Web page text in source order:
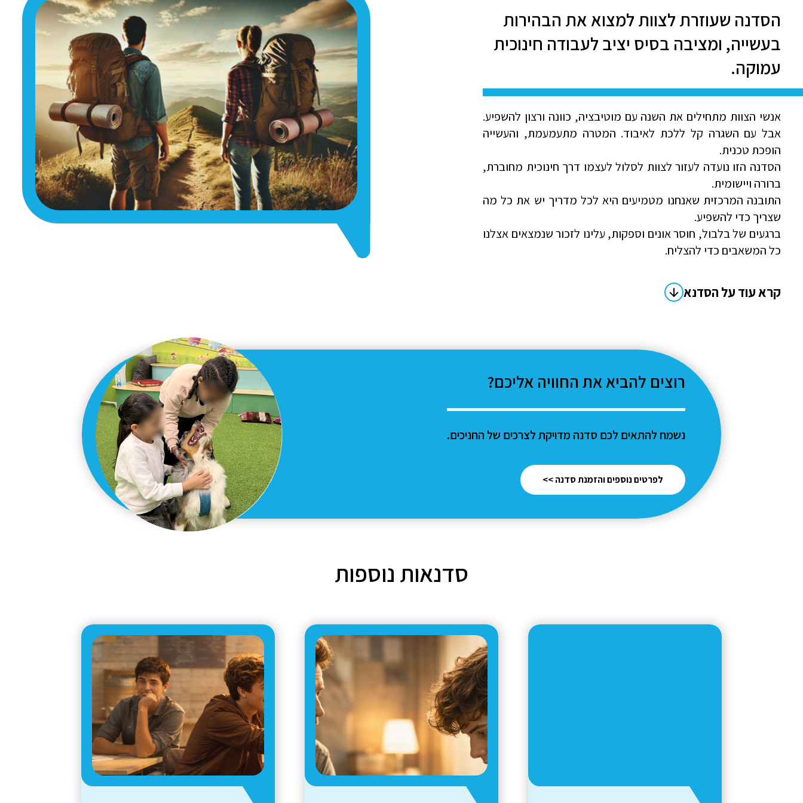
הסדנה שעוזרת לצוות למצוא את הבהירות
בעשייה, ומציבה בסיס יציב לעבודה חינוכית
עמוקה.
אנשי הצוות מתחילים את השנה עם מוטיבציה, כוונה ורצון להשפיע.
אבל עם השגרה קל ללכת לאיבוד. המטרה מתעמעמת, והעשייה
הופכת טכנית.
הסדנה הזו נועדה לעזור לצוות לסלול לעצמו דרך חינוכית מחוברת,
ברורה ויישומית.
התובנה המרכזית שאנחנו מטמיעים היא לכל מדריך יש את כל מה
שצריך כדי להשפיע.
ברגעים של בלבול, חוסר אונים וספקות, עלינו לזכור שנמצאים אצלנו
כל המשאבים כדי להצליח.
קרא עוד על הסדנא
רוצים להביא את החוויה אליכם?
נשמח להתאים לכם סדנה מדויקת לצרכים של החניכים.
לפרטים נוספים והזמנת סדנה >>
סדנאות נוספות